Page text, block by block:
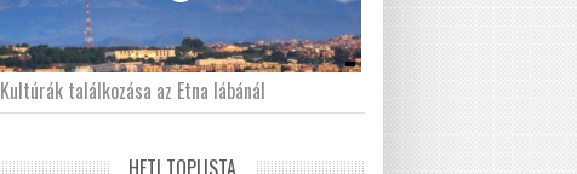
Kultúrák találkozása az Etna lábánál
HETI TOPLISTA